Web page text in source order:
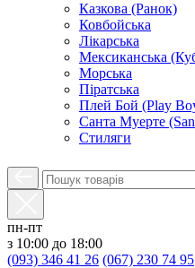
Казкова (Ранок)
Ковбойська
Лікарська
Мексиканська
Морська
Піратська
Плей Бой (Play
Санта Муерте
Стиляги
пн-пт
з 10:00 до 18:00
(093) 346 41 26 (067) 230 74 95